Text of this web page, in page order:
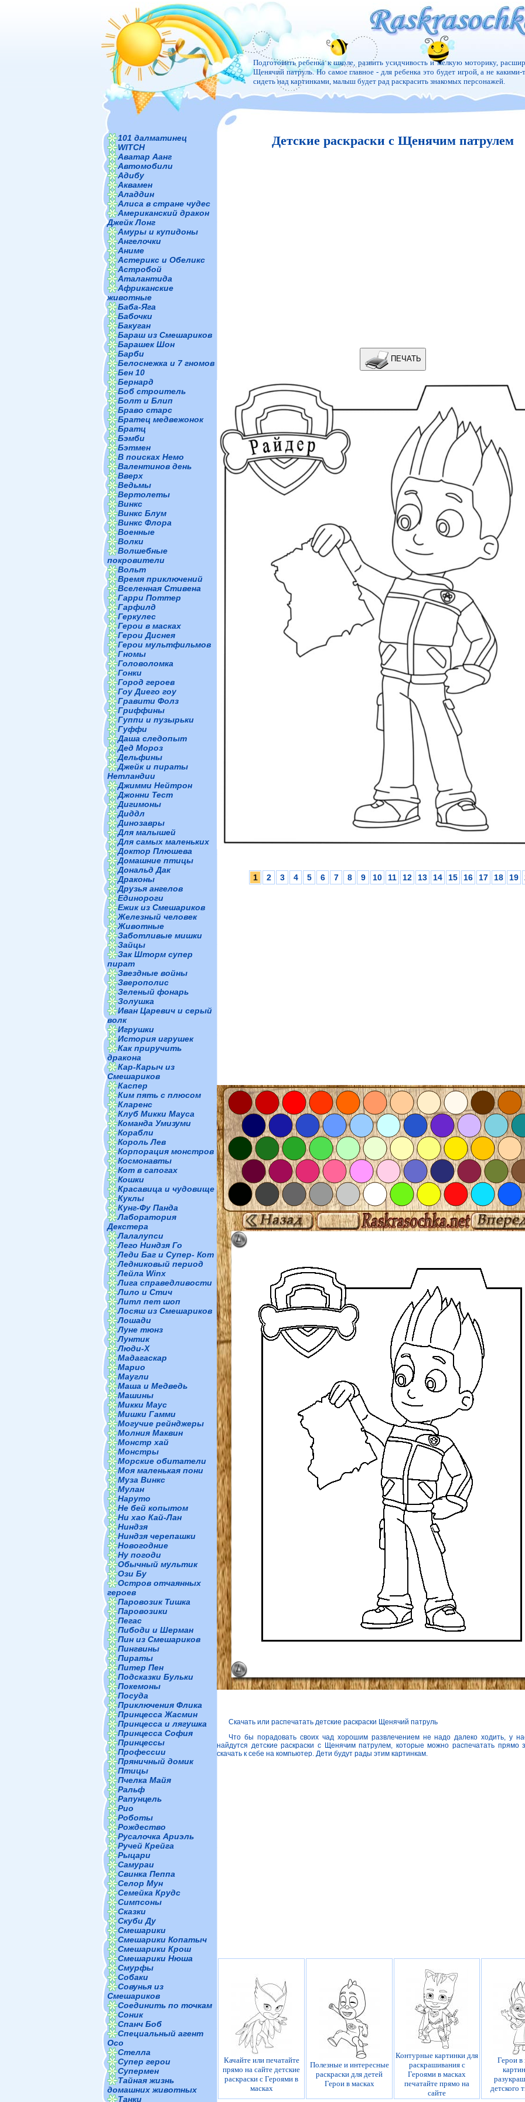
Подготовить ребенка к школе, развить усидчивость и мелкую моторику,
Щенячий патруль. Но самое главное - для ребенка это будет игрой, а не какими-
сидеть над картинками, малыш будет рад раскрасить знакомых персонажей.
101 далматинец
WITCH
Аватар Аанг
Автомобили
Адибу
Аквамен
Аладдин
Алиса в стране чудес
Американский дракон
Джейк Лонг
Амуры и купидоны
Ангелочки
Аниме
Астерикс и Обеликс
Астробой
Аталантида
Африканские
животные
Баба-Яга
Бабочки
Бакуган
Бараш из Смешариков
Барашек Шон
Барби
Белоснежка и 7 гномов
Бен 10
Бернард
Боб строитель
Болт и Блип
Браво старс
Братец медвежонок
Братц
Бэмби
Бэтмен
В поисках Немо
Валентинов день
Вверх
Ведьмы
Вертолеты
Винкс
Винкс Блум
Винкс Флора
Военные
Волки
Волшебные
покровители
Вольт
Время приключений
Вселенная Стивена
Гарри Поттер
Гарфилд
Геркулес
Герои в масках
Герои Диснея
Герои мультфильмов
Гномы
Головоломка
Гонки
Город героев
Гоу Диего гоу
Гравити Фолз
Гриффины
Гуппи и пузырьки
Гуффи
Даша следопыт
Дед Мороз
Дельфины
Джейк и пираты
Нетландии
Джимми Нейтрон
Джонни Тест
Дигимоны
Диддл
Динозавры
Для малышей
Для самых маленьких
Доктор Плюшева
Домашние птицы
Дональд Дак
Драконы
Друзья ангелов
Единороги
Ежик из Смешариков
Железный человек
Животные
Заботливые мишки
Зайцы
Зак Шторм супер
пират
Звездные войны
Зверополис
Зеленый фонарь
Золушка
Иван Царевич и серый
волк
Игрушки
История игрушек
Как приручить
дракона
Кар-Карыч из
Смешариков
Каспер
Ким пять с плюсом
Кларенс
Клуб Микки Мауса
Команда Умизуми
Корабли
Король Лев
Корпорация монстров
Космонавты
Кот в сапогах
Кошки
Красавица и чудовище
Куклы
Кунг-Фу Панда
Лаборатория
Декстера
Лалалупси
Лего Ниндзя Го
Леди Баг и Супер- Кот
Ледниковый период
Лейла Winx
Лига справедливости
Лило и Стич
Литл пет шоп
Лосяш из Смешариков
Лошади
Луне тюнз
Лунтик
Люди-Х
Мадагаскар
Марио
Маугли
Маша и Медведь
Машины
Микки Маус
Мишки Гамми
Могучие рейнджеры
Молния Маквин
Монстр хай
Монстры
Морские обитатели
Моя маленькая пони
Муза Винкс
Мулан
Наруто
Не бей копытом
Ни хао Кай-Лан
Ниндзя
Ниндзя черепашки
Новогодние
Ну погоди
Обычный мультик
Ози Бу
Остров отчаянных
героев
Паровозик Тишка
Паровозики
Пегас
Пибоди и Шерман
Пин из Смешариков
Пингвины
Пираты
Питер Пен
Подсказки Бульки
Покемоны
Посуда
Приключения Флика
Принцесса Жасмин
Принцесса и лягушка
Принцесса София
Принцессы
Профессии
Пряничный домик
Птицы
Пчелка Майя
Ральф
Рапунцель
Рио
Роботы
Рождество
Русалочка Ариэль
Ручей Крейга
Рыцари
Самураи
Свинка Пеппа
Селор Мун
Семейка Крудс
Симпсоны
Сказки
Скуби Ду
Смешарики
Смешарики Копатыч
Смешарики Крош
Смешарики Нюша
Смурфы
Собаки
Совунья из
Смешариков
Соединить по точкам
Соник
Спанч Боб
Специальный агент
Осо
Стелла
Супер герои
Супермен
Тайная жизнь
домашних животных
Танки
Детские раскраски с Щенячим патрулем
ПЕЧАТЬ
1 2 3 4 5 6 7 8 9 10 11 12 13 14 15 16 17 18 19
Скачать или распечатать детские раскраски Щенячий патруль
Что бы порадовать своих чад хорошим развлечением не надо далеко ходить, у
найдутся детские раскраски с Щенячим патрулем, которые можно распечатать прямо
скачать к себе на компьютер. Дети будут рады этим картинкам.
Качайте или печатайте
прямо на сайте детские
раскраски с Героями в
масках
Полезные и интересные
раскраски для детей
Герои в масках
Контурные картинки для
раскрашивания с
Героями в масках
печатайте прямо на
сайте
Герои в
детского